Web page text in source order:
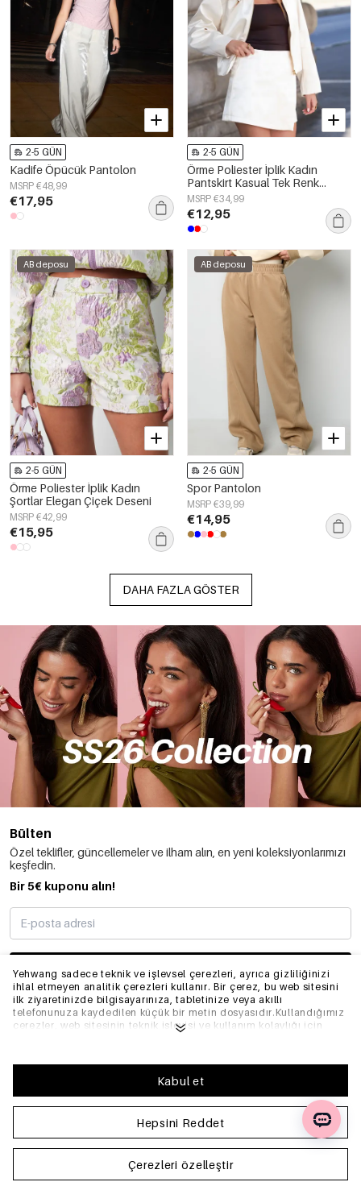
Yehwang sadece teknik ve işlevsel çerezleri, ayrıca gizliliğinizi
ihlal etmeyen analitik çerezleri kullanır. Bir çerez, bu web sitesini
ilk ziyaretinizde bilgisayarınıza, tabletinize veya akıllı
telefonunuza kaydedilen küçük bir metin dosyasıdır.Kullandığımız
çerezler, web sitesinin teknik işleyişi ve kullanım kolaylığı için
etmemize olanak tanır.Yehwang'da iyi bir tarama ve alışveriş
deneyimi yaşamanızı sağlamak için çerezlerin toplanmasını ve
düzenleyerek artık çerezleri kaydetmez. Ayrıca, tarayıcınızın
ayarları aracılığıyla önceden kaydedilen tüm bilgileri de
silebilirsiniz. Daha fazla bilgi için lütfenGizlilik Politikası'na
Çerezleri özelleştir
Hepsini Reddet
Kabul et
2-5 GÜN
Kadife Öpücük Pantolon
MSRP €48,99
€17,95
2-5 GÜN
Örme Poliester İplik Kadın
Pantskirt Kasual Tek Renk
Sonbahar/Kış
MSRP €34,99
€12,95
AB deposu
2-5 GÜN
Örme Poliester İplik Kadın
Şortlar Elegan Çiçek Deseni
MSRP €42,99
€15,95
AB deposu
2-5 GÜN
Spor Pantolon
MSRP €39,99
€14,95
DAHA FAZLA GÖSTER
Bülten
Özel teklifler, güncellemeler ve ilham alın, en yeni koleksiyonlarımızı
keşfedin.
Bir 5€ kuponu alın!
ABONE OLMAK
BILGI